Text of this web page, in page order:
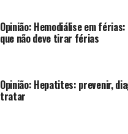
Opinião: Hemodiálise em
que não deve tirar férias
Opinião: Hepatites: prevenir,
tratar